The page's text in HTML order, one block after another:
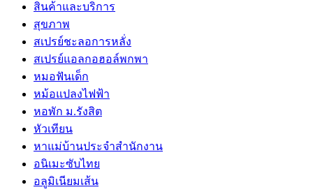
สินค้าและบริการ
สุขภาพ
สเปรย์ชะลอการหลั่ง
สเปรย์แอลกอฮอล์พกพา
หมอฟันเด็ก
หม้อแปลงไฟฟ้า
หอพัก ม.รังสิต
หัวเทียน
หาแม่บ้านประจำสำนักงาน
อนิเมะซับไทย
อลูมิเนียมเส้น